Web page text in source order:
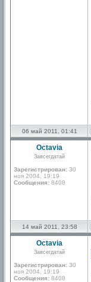
06 май 2011, 01:41
Octavia
Завсегдатай
Зарегистрирован: 30
ноя 2004, 19:19
Сообщения: 8408
14 май 2011, 23:58
Octavia
Завсегдатай
Зарегистрирован: 30
ноя 2004, 19:19
Сообщения: 8408